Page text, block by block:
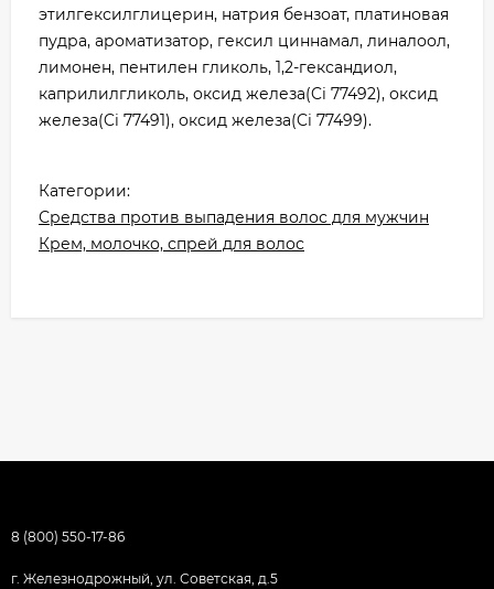
этилгексилглицерин, натрия бензоат, платиновая
пудра, ароматизатор, гексил циннамал, линалоол,
лимонен, пентилен гликоль, 1,2-гександиол,
каприлилгликоль, оксид железа(Ci 77492), оксид
железа(Ci 77491), оксид железа(Ci 77499).
Категории:
Средства против выпадения волос для мужчин
Крем, молочко, спрей для волос
8 (800) 550-17-86
г. Железнодрожный, ул. Советская, д.5